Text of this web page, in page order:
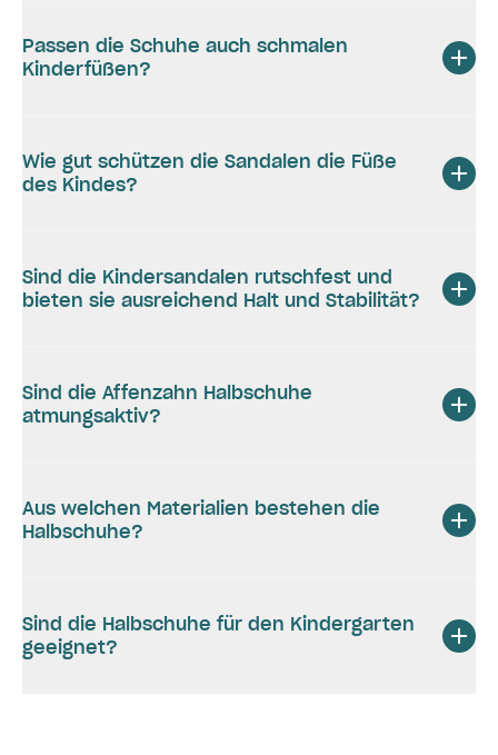
Passen die Schuhe auch schmalen
Kinderfüßen?
Wie gut schützen die Sandalen die Füße
des Kindes?
Sind die Kindersandalen rutschfest und
bieten sie ausreichend Halt und Stabilität?
Sind die Affenzahn Halbschuhe
atmungsaktiv?
Aus welchen Materialien bestehen die
Halbschuhe?
Sind die Halbschuhe für den Kindergarten
geeignet?